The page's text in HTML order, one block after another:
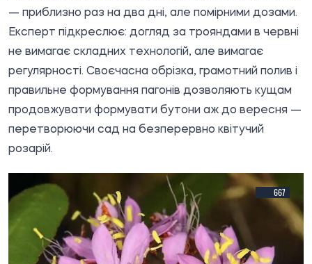
— приблизно раз на два дні, але помірними дозами.
Експерт підкреслює: догляд за трояндами в червні
не вимагає складних технологій, але вимагає
регулярності. Своєчасна обрізка, грамотний полив і
правильне формування пагонів дозволяють кущам
продовжувати формувати бутони аж до вересня —
перетворюючи сад на безперервно квітучий
розарій.
667